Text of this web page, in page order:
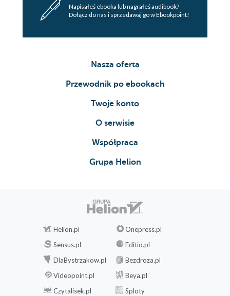
Napisałeś ebooka lub nagrałeś audibook?
Dołącz do nas i sprzedawaj go w Ebookpoint!
Nasza oferta
Przewodnik po ebookach
Twoje konto
O serwisie
Współpraca
Grupa Helion
Helion.pl
Onepress.pl
Sensus.pl
Editio.pl
DlaBystrzakow.pl
Bezdroza.pl
Videopoint.pl
Beya.pl
Czytalisek.pl
Sploty